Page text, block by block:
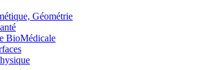
Géométrie
BioMédicale